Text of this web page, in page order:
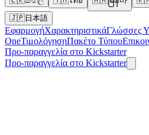
🇯🇵日本語
ΕφαρμογήΧαρακτηριστικάΓλώσσες
OneΤιμολόγησηΠακέτο Τύπου
Προ-παραγγελία στο Kickstarter
Προ-παραγγελία στο Kickstarter